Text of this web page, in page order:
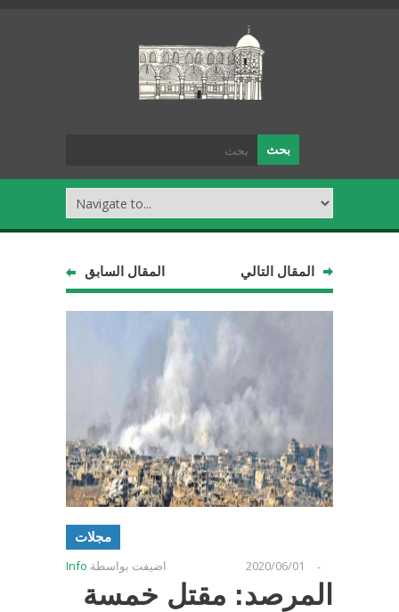
المقال السابق المقال التالي
مجلات
اضيفت بواسطة Info -
2020/06/01
المرصد: مقتل خمسة